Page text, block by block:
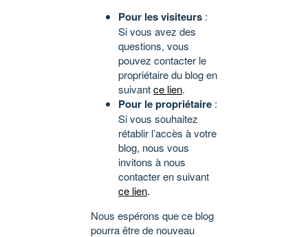
Pour les visiteurs :
Si vous avez des
questions, vous
pouvez contacter le
propriétaire du blog en
suivantce lien.
Pour le propriétaire :
Si vous souhaitez
rétablir l’accès à votre
blog, nous vous
invitons à nous
contacter en suivant
ce lien.
Nous espérons que ce blog
pourra être de nouveau